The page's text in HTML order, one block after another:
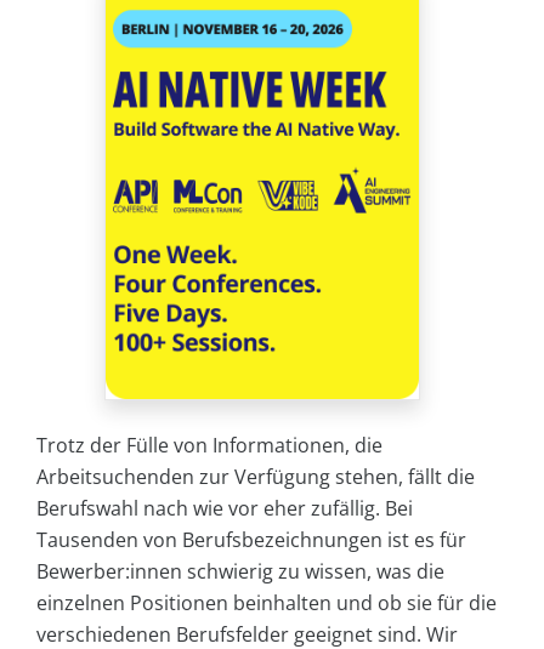
Trotz der Fülle von Informationen, die
Arbeitsuchenden zur Verfügung stehen, fällt die
Berufswahl nach wie vor eher zufällig. Bei
Tausenden von Berufsbezeichnungen ist es für
Bewerber:innen schwierig zu wissen, was die
einzelnen Positionen beinhalten und ob sie für die
verschiedenen Berufsfelder geeignet sind. Wir